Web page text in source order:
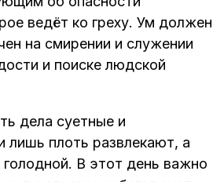
ведёт ко греху. Ум должен
на смирении и служении
и поиске людской
дела суетные и
лишь плоть развлекают, а
В этот день важно